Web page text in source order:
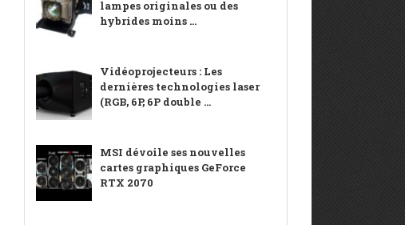
lampes originales ou des
hybrides moins ...
Vidéoprojecteurs : Les
dernières technologies laser
(RGB, 6P, 6P double ...
MSI dévoile ses nouvelles
cartes graphiques GeForce
RTX 2070